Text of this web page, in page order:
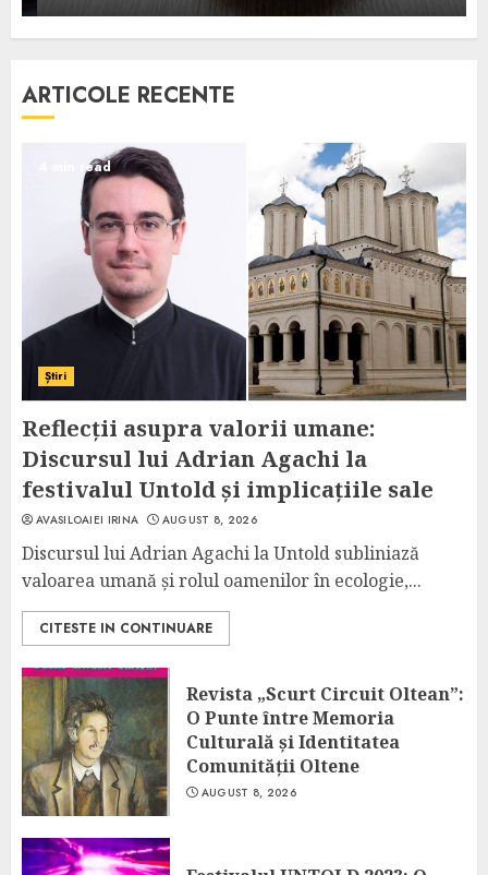
ARTICOLE RECENTE
4 min read
Știri
Reflecții asupra valorii umane:
Discursul lui Adrian Agachi la
festivalul Untold și implicațiile sale
AVASILOAIEI IRINA AUGUST 8, 2026
Discursul lui Adrian Agachi la Untold subliniază
valoarea umană și rolul oamenilor în ecologie,...
CITESTE IN CONTINUARE
Revista „Scurt Circuit Oltean”:
O Punte între Memoria
Culturală și Identitatea
Comunității Oltene
AUGUST 8, 2026